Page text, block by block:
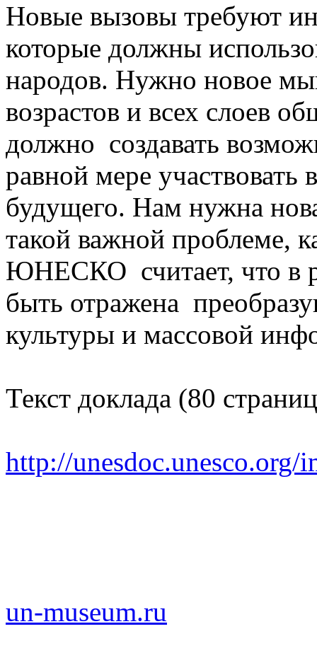
Новые вызовы требуют
которые должны
народов. Нужно новое
возрастов и всех слоев
должно создавать
равной мере участвовать
будущего. Нам нужна
такой важной проблеме,
ЮНЕСКО считает, что в
быть отражена
культуры и массовой
Текст доклада (80
http://unesdoc.unesco.org/
un-museum.ru